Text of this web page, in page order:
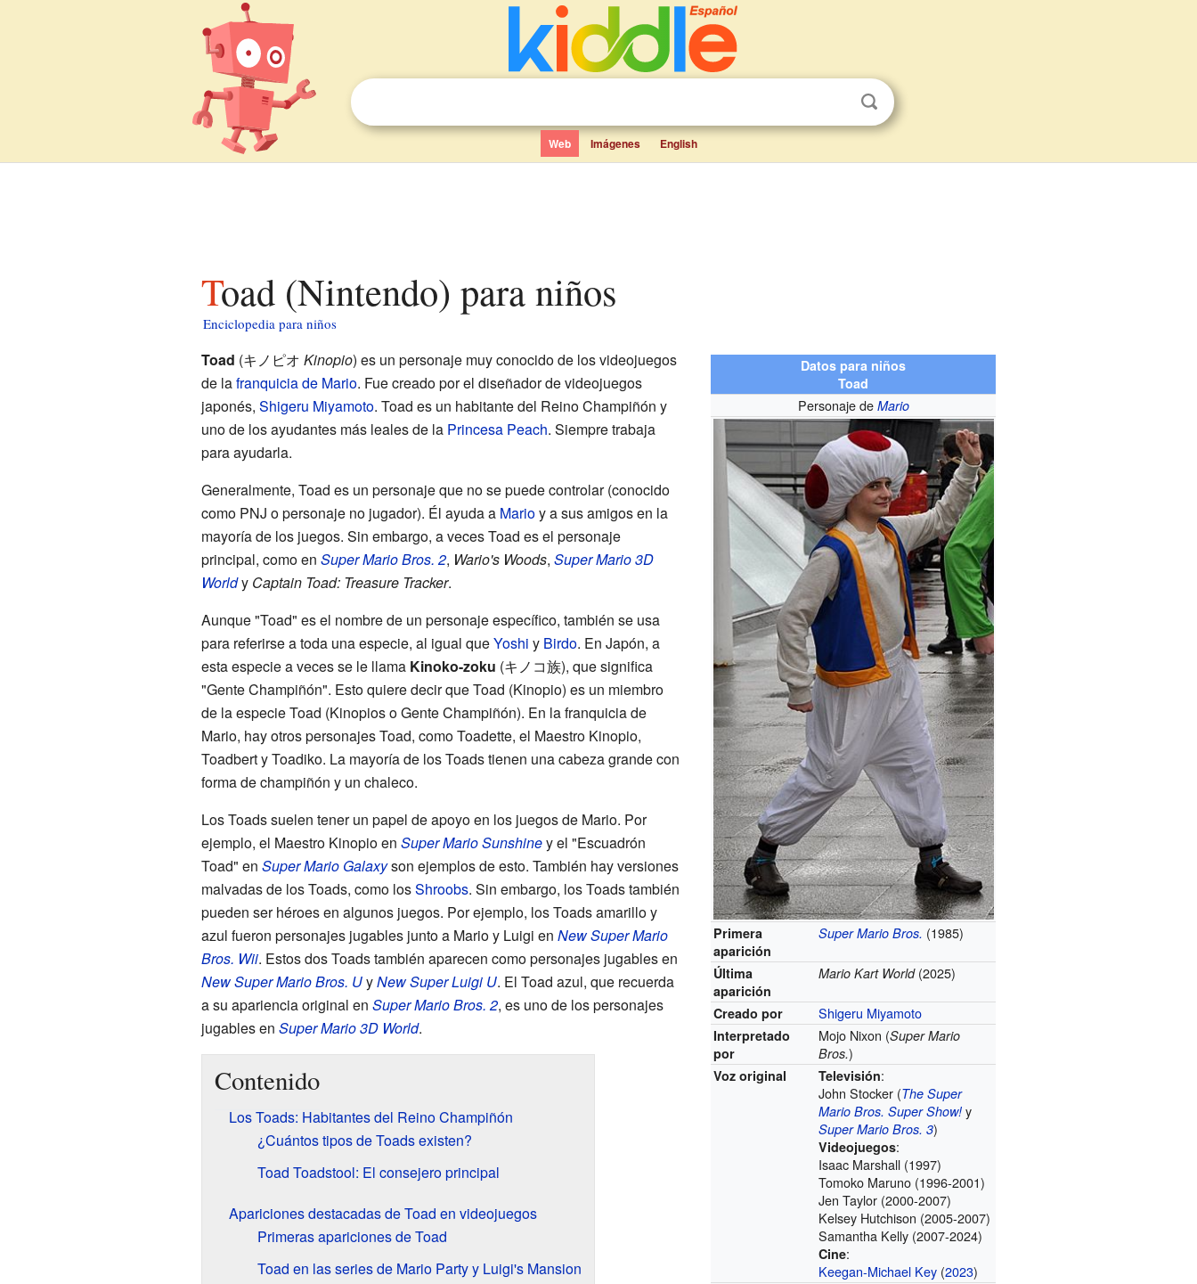
Web Imágenes English
Toad (Nintendo) para niños
Enciclopedia para niños
Datos para niños
Toad
Personaje de Mario
Primera
aparición
Super Mario Bros. (1985)
Última
aparición
Mario Kart World(2025)
Creado por Shigeru Miyamoto
Interpretado
por
Mojo Nixon (Super Mario
Bros.)
Voz original Televisión:
John Stocker (The Super
Mario Bros. Super Show! y
Super Mario Bros. 3)
Videojuegos:
Isaac Marshall (1997)
Tomoko Maruno (1996-2001)
Jen Taylor (2000-2007)
Kelsey Hutchison (2005-2007)
Samantha Kelly (2007-2024)
Cine:
Keegan-Michael Key (2023)
Toad (キノピオ Kinopio) es un personaje muy conocido de los videojuegos
de lafranquicia de Mario. Fue creado por el diseñador de videojuegos
japonés, Shigeru Miyamoto. Toad es un habitante del Reino Champiñón y
uno de los ayudantes más leales de la Princesa Peach. Siempre trabaja
para ayudarla.
Generalmente, Toad es un personaje que no se puede controlar (conocido
como PNJ o personaje no jugador). Él ayuda a Marioy a sus amigos en la
mayoría de los juegos. Sin embargo, a veces Toad es el personaje
principal, como en Super Mario Bros. 2, Wario's Woods, Super Mario 3D
Worldy Captain Toad: Treasure Tracker.
Aunque "Toad" es el nombre de un personaje específico, también se usa
para referirse a toda una especie, al igual queYoshi y Birdo. En Japón, a
esta especie a veces se le llama Kinoko-zoku (キノコ族), que significa
"Gente Champiñón". Esto quiere decir que Toad (Kinopio) es un miembro
de la especie Toad (Kinopios o Gente Champiñón). En la franquicia de
Mario, hay otros personajes Toad, como Toadette, el Maestro Kinopio,
Toadbert y Toadiko. La mayoría de los Toads tienen una cabeza grande con
forma de champiñón y un chaleco.
Los Toads suelen tener un papel de apoyo en los juegos de Mario. Por
ejemplo, el Maestro Kinopio en Super Mario Sunshiney el "Escuadrón
Toad" en Super Mario Galaxyson ejemplos de esto. También hay versiones
malvadas de los Toads, como losShroobs. Sin embargo, los Toads también
pueden ser héroes en algunos juegos. Por ejemplo, los Toads amarillo y
azul fueron personajes jugables junto a Mario y Luigi en New Super Mario
Bros. Wii. Estos dos Toads también aparecen como personajes jugables en
New Super Mario Bros. UyNew Super Luigi U. El Toad azul, que recuerda
a su apariencia original en Super Mario Bros. 2, es uno de los personajes
jugables en Super Mario 3D World.
Contenido
Los Toads: Habitantes del Reino Champiñón
¿Cuántos tipos de Toads existen?
Toad Toadstool: El consejero principal
Apariciones destacadas de Toad en videojuegos
Primeras apariciones de Toad
Toad en las series de Mario Party y Luigi's Mansion